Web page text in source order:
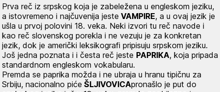
Prva reč iz srpskog koja je zabeležena u engleskom jeziku,
a istovremeno i najčuvenija jeste VAMPIRE, a u ovaj jezik je
ušla u prvoj polovini 18. veka. Neki izvori tu reč navode i
kao reč slovenskog porekla i ne vezuju je za konkretan
jezik, dok je američki leksikografi pripisuju srpskom jeziku.
Još jedna poznata i i česta reč jeste PAPRIKA, koja pripada
standardnom engleskom vokabularu.
Premda se paprika možda i ne ubraja u hranu tipičnu za
Srbiju, nacionalno piće ŠLJIVOVICApronašlo je put do